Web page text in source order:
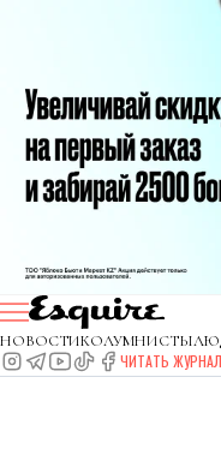
НОВОСТИКОЛУМНИСТЫ
ЧИТАТЬ